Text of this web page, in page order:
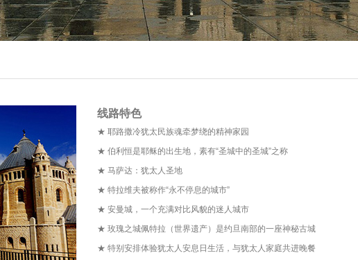
线路特色
★ 耶路撒冷犹太民族魂牵梦绕的精神家园
★ 伯利恒是耶稣的出生地，素有“圣城中的圣城”之称
★ 马萨达：犹太人圣地
★ 特拉维夫被称作“永不停息的城市”
★ 安曼城，一个充满对比风貌的迷人城市
★ 玫瑰之城佩特拉（世界遗产）是约旦南部的一座神秘古城
★ 特别安排体验犹太人安息日生活，与犹太人家庭共进晚餐